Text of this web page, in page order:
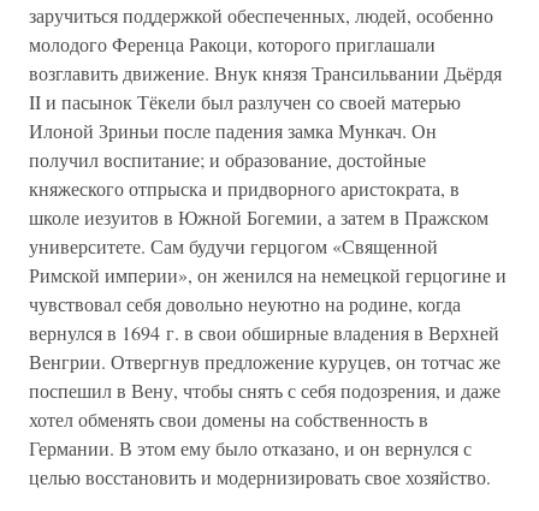
заручиться поддержкой обеспеченных, людей, особенно
молодого Ференца Ракоци, которого приглашали
возглавить движение. Внук князя Трансильвании Дьёрдя
II и пасынок Тёкели был разлучен со своей матерью
Илоной Зриньи после падения замка Мункач. Он
получил воспитание; и образование, достойные
княжеского отпрыска и придворного аристократа, в
школе иезуитов в Южной Богемии, а затем в Пражском
университете. Сам будучи герцогом «Священной
Римской империи», он женился на немецкой герцогине и
чувствовал себя довольно неуютно на родине, когда
вернулся в 1694 г. в свои обширные владения в Верхней
Венгрии. Отвергнув предложение куруцев, он тотчас же
поспешил в Вену, чтобы снять с себя подозрения, и даже
хотел обменять свои домены на собственность в
Германии. В этом ему было отказано, и он вернулся с
целью восстановить и модернизировать свое хозяйство.